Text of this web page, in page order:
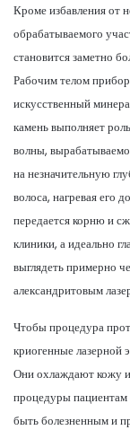
Кроме избавления от
обрабатываемого
становится заметно
Рабочим телом
искусственный
камень выполняет
волны,
на незначительную
волоса, нагревая его
передается корню и
клиники, а идеально
выглядеть примерно
александритовым
Чтобы процедура
криогенные лазерной
Они охлаждают кожу
процедуры
быть болезненным и